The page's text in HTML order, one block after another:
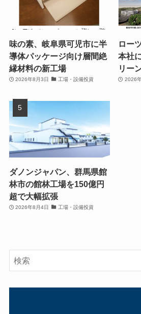
味の素、岐阜県可児市に半
導体パッケージ向け層間絶
縁材料の新工場
2026年8月3日 工場・設備投資
ロー
本社
リー
2026
ダノンジャパン、群馬県館
林市の館林工場を150億円
超で大幅拡張
2026年8月4日 工場・設備投資